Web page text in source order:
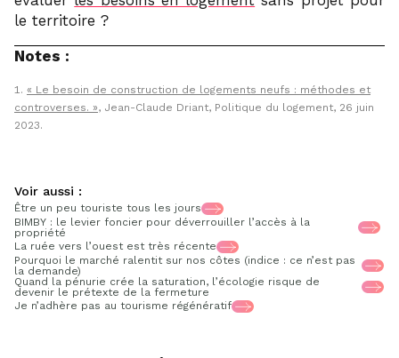
le territoire ?
Notes :
« Le besoin de construction de logements neufs : méthodes et
controverses. », Jean-Claude Driant, Politique du logement, 26 juin
2023.
Voir aussi :
Être un peu touriste tous les jours
BIMBY : le levier foncier pour déverrouiller l’accès à la
propriété
La ruée vers l’ouest est très récente
Pourquoi le marché ralentit sur nos côtes (indice : ce n’est pas
la demande)
Quand la pénurie crée la saturation, l’écologie risque de
devenir le prétexte de la fermeture
Je n’adhère pas au tourisme régénératif